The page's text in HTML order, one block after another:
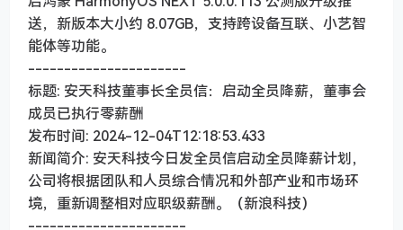
送，新版本大小约 8.07GB，支持跨设备互联、小艺智
能体等功能。
----------------------
标题: 安天科技董事长全员信：启动全员降薪，董事会
成员已执行零薪酬
发布时间: 2024-12-04T12:18:53.433
新闻简介: 安天科技今日发全员信启动全员降薪计划，
公司将根据团队和人员综合情况和外部产业和市场环
境，重新调整相对应职级薪酬。（新浪科技）
----------------------